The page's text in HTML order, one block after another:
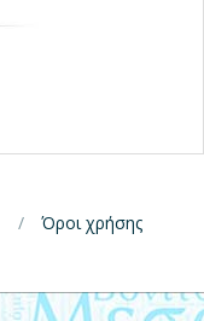
Όροι χρήσης